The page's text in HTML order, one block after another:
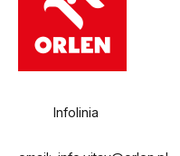
Infolinia